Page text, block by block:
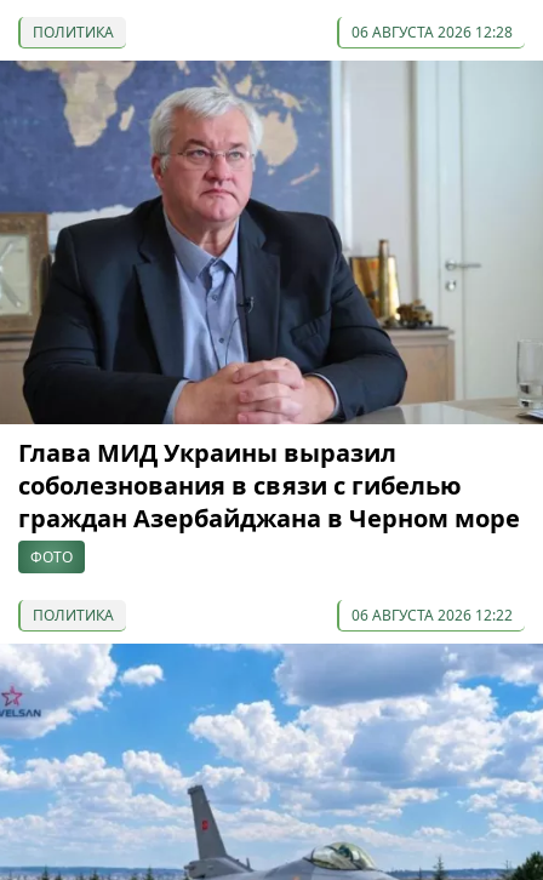
ПОЛИТИКА 06 АВГУСТА 2026 12:28
Глава МИД Украины выразил
соболезнования в связи с гибелью
граждан Азербайджана в Черном море
ФОТО
ПОЛИТИКА 06 АВГУСТА 2026 12:22